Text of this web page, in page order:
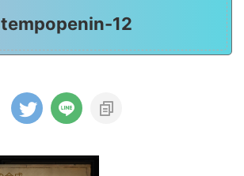
tempopenin-12